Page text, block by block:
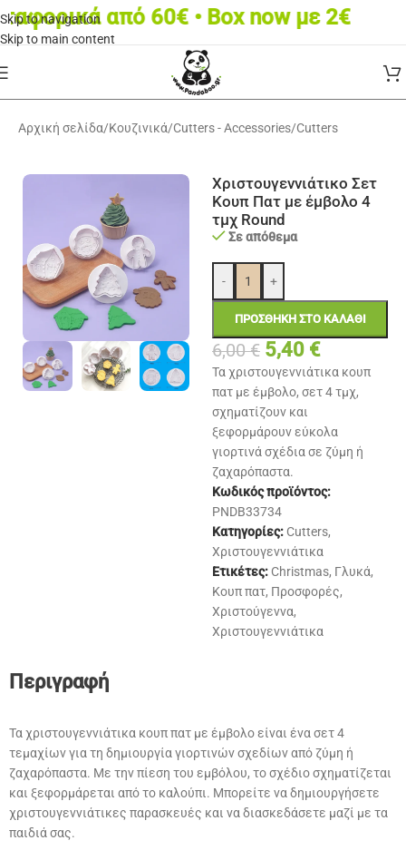
Skip to navigation
Skip to main content
από 60€ • Box now με 2€
Αρχική σελίδα/Κουζινικά/Cutters - Accessories/Cutters
Χριστουγεννιάτικο Σετ
Κουπ Πατ με έμβολο 4
τμχ Round
Σε απόθεμα
- +
ΠΡΟΣΘΉΚΗ ΣΤΟ ΚΑΛΆΘΙ
6,00€ 5,40 €
Τα χριστουγεννιάτικα κουπ
πατ με έμβολο, σετ 4 τμχ,
σχηματίζουν και
ξεφορμάρουν εύκολα
γιορτινά σχέδια σε ζύμη ή
ζαχαρόπαστα.
Κωδικός προϊόντος:
PNDB33734
Κατηγορίες: Cutters,
Χριστουγεννιάτικα
Ετικέτες: Christmas, Γλυκά,
Κουπ πατ, Προσφορές,
Χριστούγεννα,
Χριστουγεννιάτικα
Περιγραφή
Τα χριστουγεννιάτικα κουπ πατ με έμβολο είναι ένα σετ 4
τεμαχίων για τη δημιουργία γιορτινών σχεδίων από ζύμη ή
ζαχαρόπαστα. Με την πίεση του εμβόλου, το σχέδιο σχηματίζεται
και ξεφορμάρεται από το καλούπι. Μπορείτε να δημιουργήσετε
χριστουγεννιάτικες παρασκευές και να διασκεδάσετε μαζί με τα
παιδιά σας.